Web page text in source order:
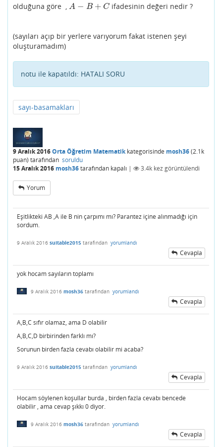
olduğuna göre , A − B + C
A− B+ C ifadesinin değeri nedir ?
(sayıları açıp bir yerlere varıyorum fakat istenen şeyi
oluşturamadım)
notu ile kapatıldı: HATALI SORU
sayı-basamakları
9 Aralık 2016Orta Öğretim Matematikkategorisinde mosh36(2.1k
puan) tarafından soruldu
15 Aralık 2016 mosh36tarafından kapalı | 3.4k kez görüntülendi
Yorum
Eşitlikteki AB ,A ile B nin çarpımı mı? Parantez içine alınmadığı için
sordum.
9 Aralık 2016 suitable2015 tarafından yorumlandı
Cevapla
yok hocam sayıların toplamı
9 Aralık 2016 mosh36 tarafından yorumlandı
Cevapla
A,B,C sıfır olamaz, ama D olabilir
A,B,C,D birbirinden farklı mı?
Sorunun birden fazla cevabı olabilir mi acaba?
9 Aralık 2016 suitable2015 tarafından yorumlandı
Cevapla
Hocam söylenen koşullar burda , birden fazla cevabı bencede
olabilir , ama cevap şıkkı 0 diyor.
9 Aralık 2016 mosh36 tarafından yorumlandı
Cevapla